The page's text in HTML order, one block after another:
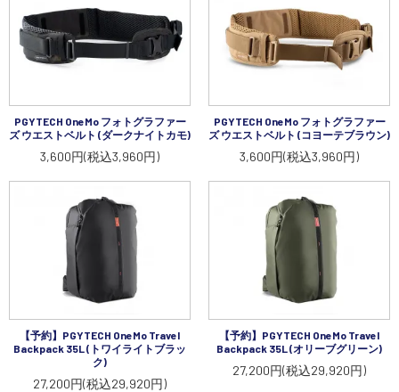
PGYTECH OneMo フォトグラファー
ズ ウエストベルト (ダークナイトカモ)
3,600円(税込3,960円)
PGYTECH OneMo フォトグラファー
ズ ウエストベルト (コヨーテブラウン)
3,600円(税込3,960円)
【予約】PGYTECH OneMo Travel
Backpack 35L (トワイライトブラッ
ク)
27,200円(税込29,920円)
【予約】PGYTECH OneMo Travel
Backpack 35L (オリーブグリーン)
27,200円(税込29,920円)